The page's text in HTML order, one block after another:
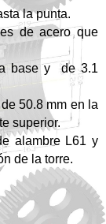
la punta.
de acero que
base y de 3.1
50.8 mm en la
superior.
alambre L61 y
de la torre.